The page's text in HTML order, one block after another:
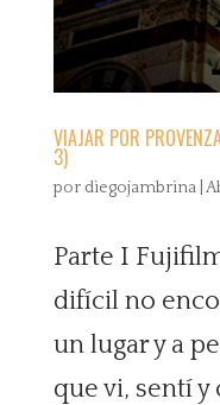
VIAJAR POR
3)
por diegojambrina|
Parte I
difícil no
un lugar y a
que vi, sentí y